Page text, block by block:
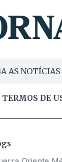
AS
TERMOS DE